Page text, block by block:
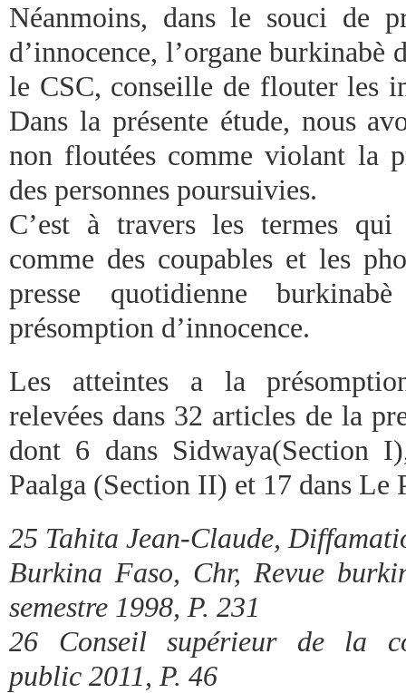
Néanmoins, dans le souci de
d’innocence, l’organe burkinabè
le CSC, conseille de flouter les
Dans la présente étude, nous
non floutées comme violant la
des personnes poursuivies.
C’est à travers les termes qui
comme des coupables et les
presse quotidienne
présomption d’innocence.
Les atteintes a la
relevées dans 32 articles de la
dont 6 dans Sidwaya(Section
Paalga (Section II) et 17 dans Le
25 Tahita Jean-Claude,
Burkina Faso, Chr, Revue
semestre 1998, P. 231
26 Conseil supérieur de la
public 2011, P. 46